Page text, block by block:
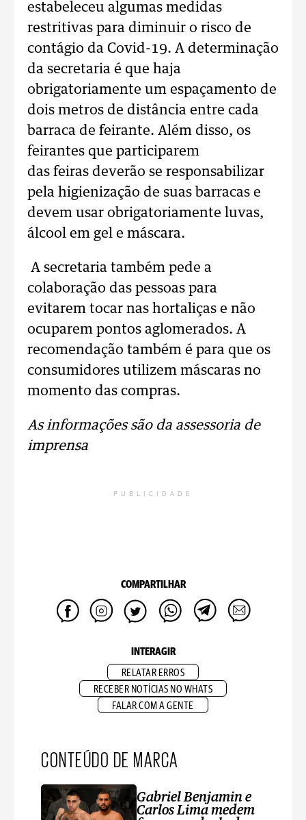
estabeleceu algumas medidas
restritivas para diminuir o risco de
contágio da Covid-19. A determinação
da secretaria é que haja
obrigatoriamente um espaçamento de
dois metros de distância entre cada
barraca de feirante. Além disso, os
feirantes que participarem
das feiras deverão se responsabilizar
pela higienização de suas barracas e
devem usar obrigatoriamente luvas,
álcool em gel e máscara.
A secretaria também pede a
colaboração das pessoas para
evitarem tocar nas hortaliças e não
ocuparem pontos aglomerados. A
recomendação também é para que os
consumidores utilizem máscaras no
momento das compras.
As informações são da assessoria de
imprensa
PUBLICIDADE
COMPARTILHAR
INTERAGIR
RELATAR ERROS
RECEBER NOTÍCIAS NO WHATS
FALAR COM A GENTE
CONTEÚDO DE MARCA
Gabriel Benjamin e
Carlos Lima medem